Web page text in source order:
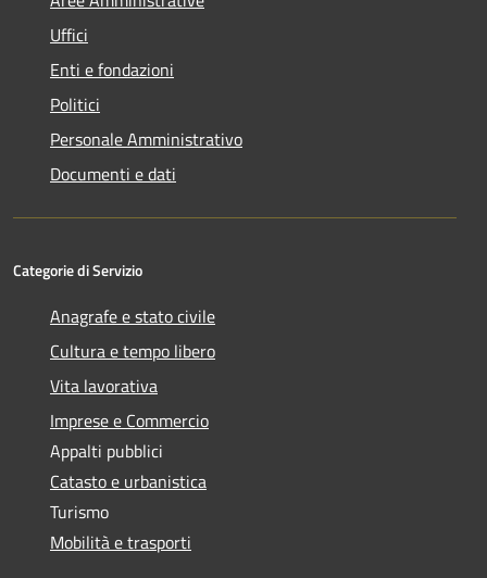
Uffici
Enti e fondazioni
Politici
Personale Amministrativo
Documenti e dati
Categorie di Servizio
Anagrafe e stato civile
Cultura e tempo libero
Vita lavorativa
Imprese e Commercio
Appalti pubblici
Catasto e urbanistica
Turismo
Mobilità e trasporti